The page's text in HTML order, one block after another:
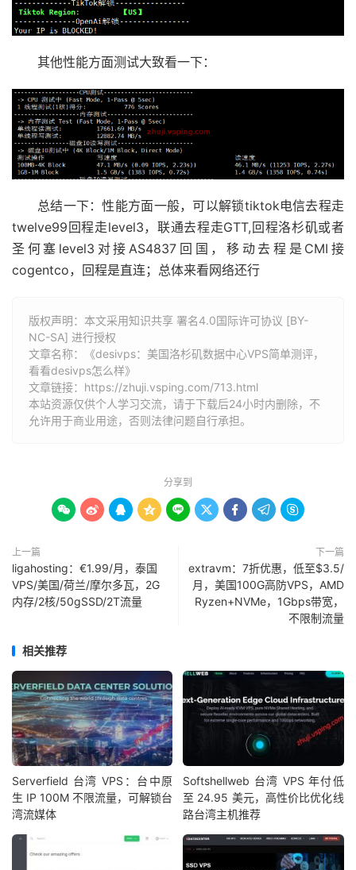
其他性能方面测试大致看一下：
总结一下：性能方面一般，可以解锁tiktok电信去程走
twelve99回程走level3，联通去程走GTT,回程洛杉矶或者
圣何塞level3对接AS4837回国，移动去程是CMI接
cogentco，回程是直连；总体来看网络还行
版权声明：本文采用知识共享 署名4.0国际许可协议 [BY-
NC-SA] 进行授权
文章名称：《desivps：美国洛杉矶数据中心VPS简单测评，
看看desivps怎么样》
文章链接： https://zhuji.vsping.com/713.html
本站资源仅供个人学习交流，请于下载后24小时内删除，不
允许用于商业用途，否则法律问题自行承担。
分享到
        
上一篇
ligahosting：€1.99/月，泰国
VPS/美国/荷兰/摩尔多瓦，2G
内存/2核/50gSSD/2T流量
下一篇
extravm：7折优惠，低至$3.5/
月，美国100G高防VPS，AMD
Ryzen+NVMe，1Gbps带宽，
不限制流量
相关推荐
Serverfield 台湾 VPS：台中原
生 IP 100M 不限流量，可解锁台
湾流媒体
Softshellweb 台湾 VPS 年付低
至 24.95 美元，高性价比优化线
路台湾主机推荐